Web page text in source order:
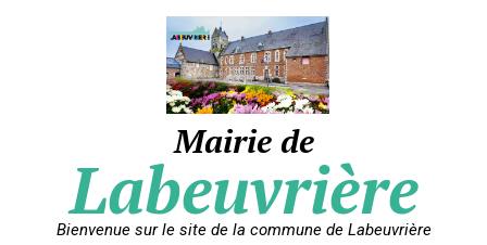
Mairie de
Labeuvrière
Bienvenue sur le site de la commune de Labeuvrière